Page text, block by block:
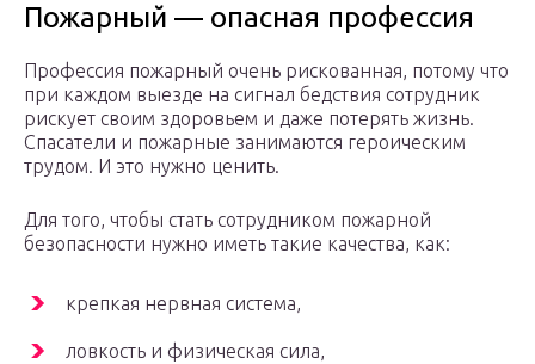
Пожарный — опасная профессия
Профессия пожарный очень рискованная, потому что
при каждом выезде на сигнал бедствия сотрудник
рискует своим здоровьем и даже потерять жизнь.
Спасатели и пожарные занимаются героическим
трудом. И это нужно ценить.
Для того, чтобы стать сотрудником пожарной
безопасности нужно иметь такие качества, как:
крепкая нервная система,
ловкость и физическая сила,